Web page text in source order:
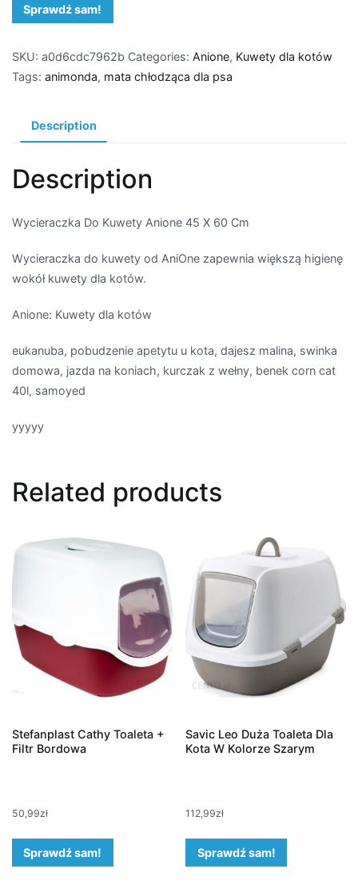
Sprawdź sam!
SKU: a0d6cdc7962b Categories: Anione, Kuwety dla kotów
Tags: animonda, mata chłodząca dla psa
Description
Description
Wycieraczka Do Kuwety Anione 45 X 60 Cm
Wycieraczka do kuwety od AniOne zapewnia większą higienę
wokół kuwety dla kotów.
Anione: Kuwety dla kotów
eukanuba, pobudzenie apetytu u kota, dajesz malina, swinka
domowa, jazda na koniach, kurczak z wełny, benek corn cat
40l, samoyed
yyyyy
Related products
Stefanplast Cathy Toaleta +
Filtr Bordowa
50,99zł
Sprawdź sam!
Savic Leo Duża Toaleta Dla
Kota W Kolorze Szarym
112,99zł
Sprawdź sam!